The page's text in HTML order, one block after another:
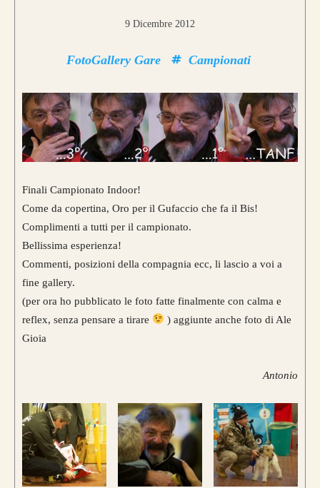
9 Dicembre 2012
FotoGallery Gare Campionati
Finali Campionato Indoor!
Come da copertina, Oro per il Gufaccio che fa il Bis!
Complimenti a tutti per il campionato.
Bellissima esperienza!
Commenti, posizioni della compagnia ecc, li lascio a voi a
fine gallery.
(per ora ho pubblicato le foto fatte finalmente con calma e
reflex, senza pensare a tirare
) aggiunte anche foto di Ale
Gioia
Antonio